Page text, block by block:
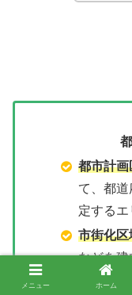
都市計画
て、都
定するエ
市街化区
などを
以内に
メニュー ホーム